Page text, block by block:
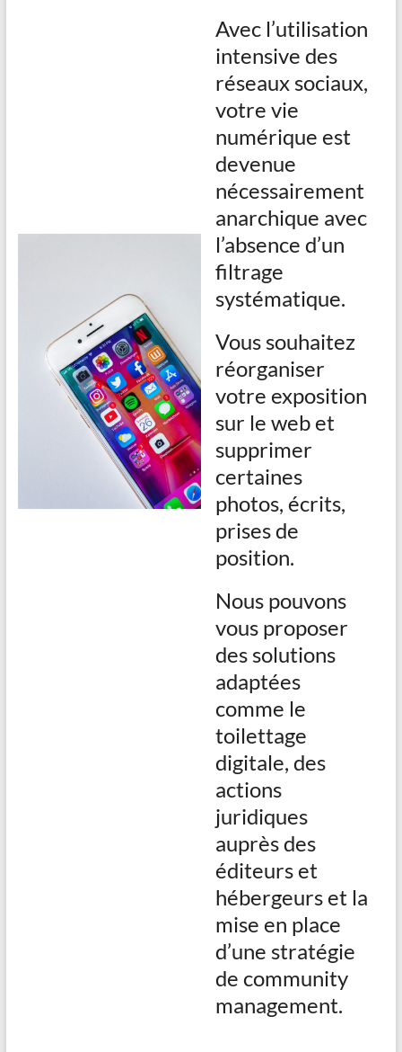
Avec l’utilisation
intensive des
réseaux sociaux,
votre vie
numérique est
devenue
nécessairement
anarchique avec
l’absence d’un
filtrage
systématique.
Vous souhaitez
réorganiser
votre exposition
sur le web et
supprimer
certaines
photos, écrits,
prises de
position.
Nous pouvons
vous proposer
des solutions
adaptées
comme le
toilettage
digitale, des
actions
juridiques
auprès des
éditeurs et
hébergeurs et la
mise en place
d’une stratégie
de community
management.